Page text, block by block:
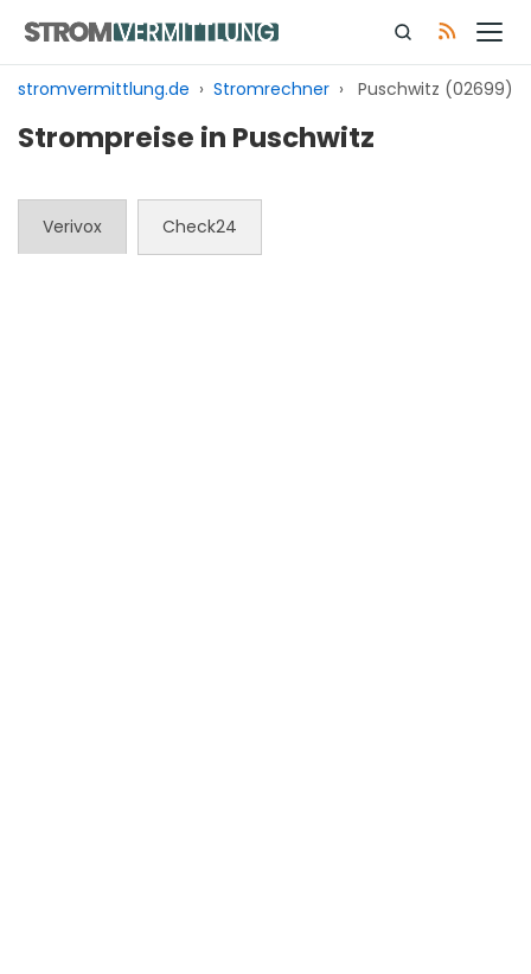
Inhalt
springen
stromvermittlung.de › Stromrechner › Puschwitz (02699)
Strompreise in Puschwitz
Verivox Check24